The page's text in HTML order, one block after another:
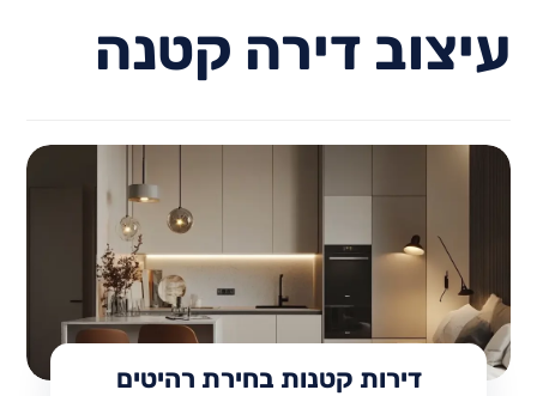
עיצוב דירה קטנה
דירות קטנות בחירת רהיטים